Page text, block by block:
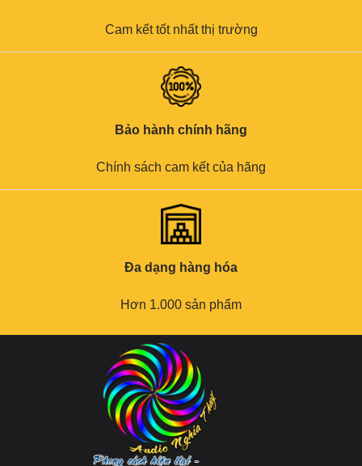
Cam kết tốt nhất thị trường
Bảo hành chính hãng
Chính sách cam kết của hãng
Đa dạng hàng hóa
Hơn 1.000 sản phẩm